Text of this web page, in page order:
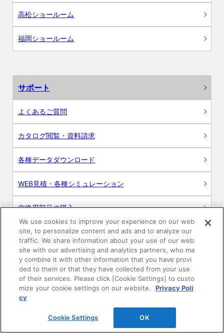
高松ショールーム
福岡ショールーム
サポート
よくあるご質問
カタログ閲覧・資料請求
各種データダウンロード
WEB見積・各種シミュレーション
交換用部品の購入
修理・点検
お問い合わせ
ログイン
建築・設計関係者様向けサイト
We use cookies to improve your experience on our web
site, to personalize content and ads and to analyze our
traffic. We share information about your use of our web
site with our advertising and analytics partners, who ma
y combine it with other information that you have provi
ded to them or that they have collected from your use
of their services. Please click [Cookie Settings] to custo
mize your cookie settings on our website.
Privacy Poli
cy
Cookie Settings OK